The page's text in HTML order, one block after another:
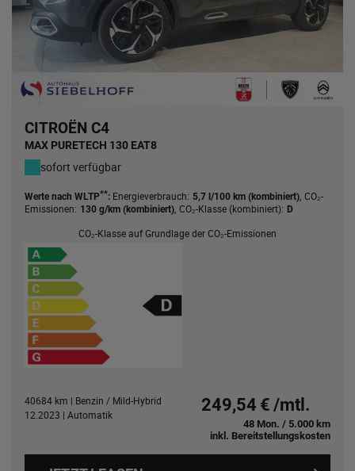
CITROËN C4
MAX PURETECH 130 EAT8
sofort verfügbar
Werte nach WLTP**: Energieverbrauch: 5,7 l/100 km (kombiniert) CO₂-
Emissionen: 130 g/km (kombiniert) CO₂-Klasse (kombiniert): D
CO₂-Klasse auf Grundlage der CO₂-Emissionen
40684 km | Benzin / Mild-Hybrid
12.2023 | Automatik
249,54 € /mtl.
48 Mon. / 5.000 km
inkl. Bereitstellungskosten